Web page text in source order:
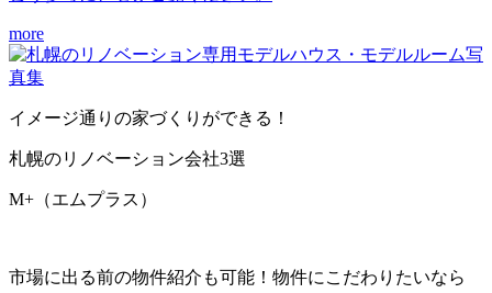
more
イメージ通り の家づくりができる！
札幌のリノベーション会社3選
M+（エムプラス）
市場に出る前の物件紹介も可能！ 物件にこだわりたいなら